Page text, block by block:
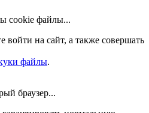
cookie файлы...
войти на сайт, а также совершать
файлы.
браузер...